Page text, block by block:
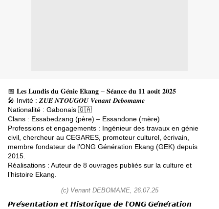
📅 𝐋𝐞𝐬 𝐋𝐮𝐧𝐝𝐢𝐬 𝐝𝐮 𝐆𝐞́𝐧𝐢𝐞 𝐄𝐤𝐚𝐧𝐠 – 𝐒𝐞́𝐚𝐧𝐜𝐞 𝐝𝐮 𝟏𝟏 𝐚𝐨𝐮̂𝐭 𝟐𝟎𝟐𝟓
🎤 Invité : 𝒁𝑼𝑬 𝑵𝑻𝑶𝑼𝑮𝑶𝑼 𝑽𝒆𝒏𝒂𝒏𝒕 𝑫𝒆𝒃𝒐𝒎𝒂𝒎𝒆
Nationalité : Gabonais 🇬🇦
Clans : Essabedzang (père) – Essandone (mère)
Professions et engagements : Ingénieur des travaux en génie
civil, chercheur au CEGARES, promoteur culturel, écrivain,
membre fondateur de l’ONG Génération Ekang (GEK) depuis
2015.
Réalisations : Auteur de 8 ouvrages publiés sur la culture et
l’histoire Ekang.
(c) Venant DEBOMAME, 26.07.25
𝙋𝙧𝙚́𝙨𝙚𝙣𝙩𝙖𝙩𝙞𝙤𝙣 𝙚𝙩 𝙃𝙞𝙨𝙩𝙤𝙧𝙞𝙦𝙪𝙚 𝙙𝙚 𝙡’𝙊𝙉𝙂 𝙂𝙚́𝙣𝙚́𝙧𝙖𝙩𝙞𝙤𝙣